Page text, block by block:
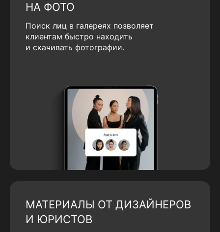
НА ФОТО
Поиск лиц в галереях позволяет
клиентам быстро находить
и скачивать фотографии.
МАТЕРИАЛЫ ОТ ДИЗАЙНЕРОВ
И ЮРИСТОВ